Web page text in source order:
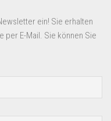
ein! Sie erhalten
per E-Mail. Sie können Sie